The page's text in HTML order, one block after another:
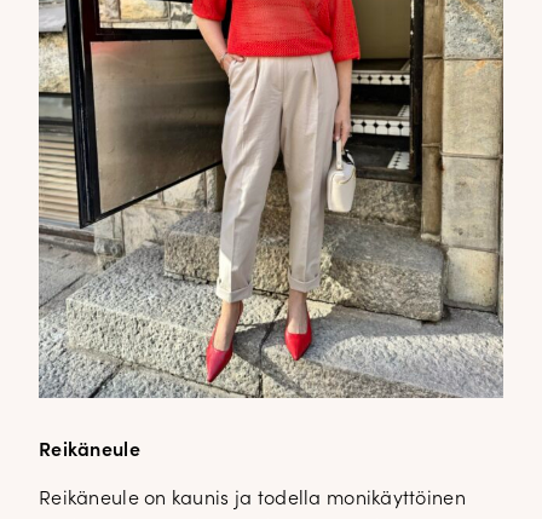
Reikäneule
Reikäneule on kaunis ja todella monikäyttöinen